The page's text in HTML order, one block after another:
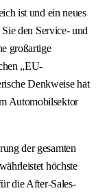
ist und ein neues
den Service- und
großartige
„EU-
Denkweise hat
Automobilsektor
der gesamten
höchste
die After-Sales-